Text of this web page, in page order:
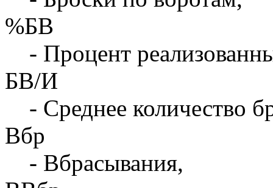
%БВ
- Процент
БВ/И
- Среднее количество
Вбр
- Вбрасывания,